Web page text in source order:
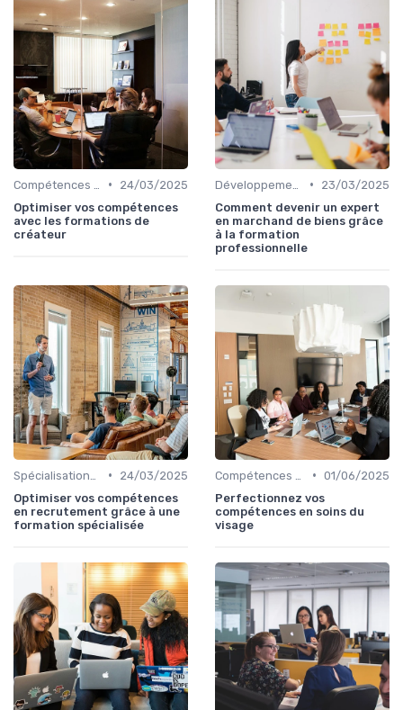
•
24/03/2025
Optimiser vos compétences
avec les formations de
créateur
•
23/03/2025
Comment devenir un expert
en marchand de biens grâce
à la formation
professionnelle
•
24/03/2025
Optimiser vos compétences
en recrutement grâce à une
formation spécialisée
• 01/06/2025
Perfectionnez vos
compétences en soins du
visage